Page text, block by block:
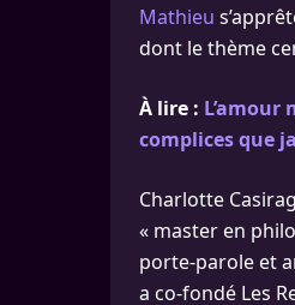
Mathieu
dont le thème
À lire :
complices que
Charlotte
« master en
porte-parole et
a co-fondé Les